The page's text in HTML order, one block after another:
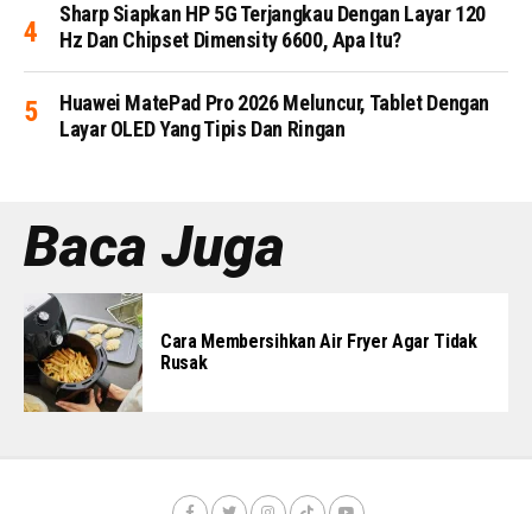
Sharp Siapkan HP 5G Terjangkau Dengan Layar 120
Hz Dan Chipset Dimensity 6600, Apa Itu?
Huawei MatePad Pro 2026 Meluncur, Tablet Dengan
Layar OLED Yang Tipis Dan Ringan
Baca Juga
Cara Membersihkan Air Fryer Agar Tidak
Rusak